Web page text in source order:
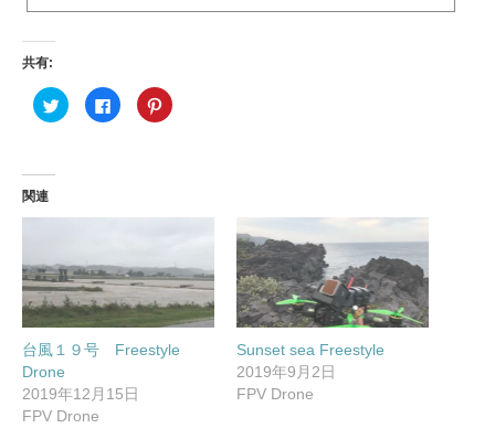
共有:
ク
リ
t
r
で
共
有
(
新
い
ウ
ィ
ン
ド
ウ
F
a
共
に
は
ク
リ
ッ
し
だ
さ
ク
リ
t
s
t
で
共
有
新
関連
台風１９号 Freestyle
Drone
2019年12月15日
FPV Drone
Sunset sea Freestyle
2019年9月2日
FPV Drone